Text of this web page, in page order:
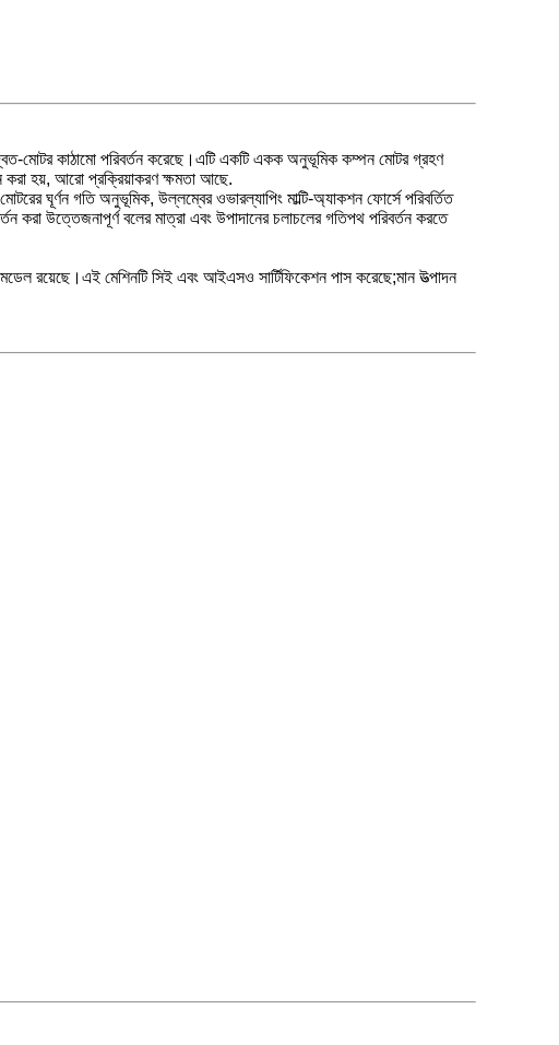
মোটর কাঠামো পরিবর্তন করেছে।এটি একটি একক অনুভূমিক কম্পন মোটর গ্রহণ
করা হয়, আরো প্রক্রিয়াকরণ ক্ষমতা আছে.
ঘূর্ণন গতি অনুভূমিক, উল্লম্বের ওভারল্যাপিং মাল্টি-অ্যাকশন ফোর্সে পরিবর্তিত
উত্তেজনাপূর্ণ বলের মাত্রা এবং উপাদানের চলাচলের গতিপথ পরিবর্তন করতে
রয়েছে। এই মেশিনটি সিই এবং আইএসও সার্টিফিকেশন পাস করেছে;মান উত্পাদন